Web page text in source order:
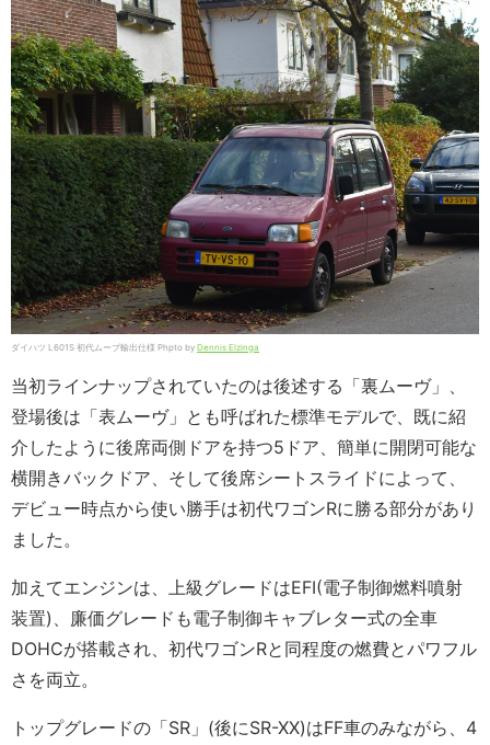
ダイハツ L601S 初代ムーブ輸出仕様 Phpto by Dennis Elzinga
当初ラインナップされていたのは後述する「裏ムーヴ」、
登場後は「表ムーヴ」とも呼ばれた標準モデルで、既に紹
介したように後席両側ドアを持つ5ドア、簡単に開閉可能な
横開きバックドア、そして後席シートスライドによって、
デビュー時点から使い勝手は初代ワゴンRに勝る部分があり
ました。
加えてエンジンは、上級グレードはEFI(電子制御燃料噴射
装置)、廉価グレードも電子制御キャブレター式の全車
DOHCが搭載され、初代ワゴンRと同程度の燃費とパワフル
さを両立。
トップグレードの「SR」(後にSR-XX)はFF車のみながら、4